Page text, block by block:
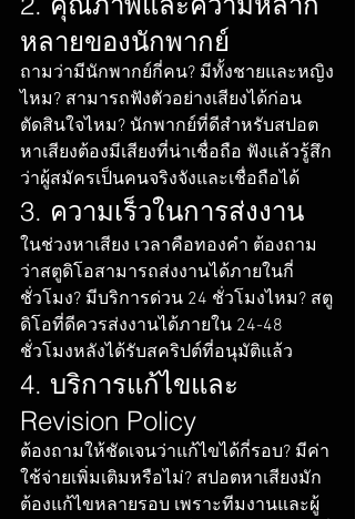
หลายของนักพากย์
ถามว่ามีนักพากย์กี่คน? มีทั้งชายและหญิง
ไหม? สามารถฟังตัวอย่างเสียงได้ก่อน
ตัดสินใจไหม? นักพากย์ที่ดีสำหรับสปอต
หาเสียงต้องมีเสียงที่น่าเชื่อถือ ฟังแล้วรู้สึก
ว่าผู้สมัครเป็นคนจริงจังและเชื่อถือได้
3. ความเร็วในการส่งงาน
ในช่วงหาเสียง เวลาคือทองคำ ต้องถาม
ว่าสตูดิโอสามารถส่งงานได้ภายในกี่
ชั่วโมง? มีบริการด่วน 24 ชั่วโมงไหม? สตู
ดิโอที่ดีควรส่งงานได้ภายใน 24-48
ชั่วโมงหลังได้รับสคริปต์ที่อนุมัติแล้ว
4. บริการแก้ไขและ
Revision Policy
ต้องถามให้ชัดเจนว่าแก้ไขได้กี่รอบ? มีค่า
ใช้จ่ายเพิ่มเติมหรือไม่? สปอตหาเสียงมัก
ต้องแก้ไขหลายรอบ เพราะทีมงานและผู้